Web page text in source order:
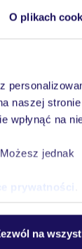
O plikach
naszej stronie
wpłynąć na
jednak
prywatności
na
hoteli w
krajach